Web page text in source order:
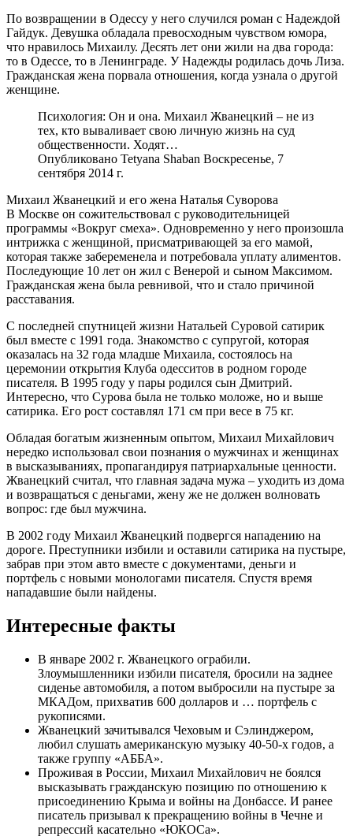
По возвращении в Одессу у него случился роман с Надеждой
Гайдук. Девушка обладала превосходным чувством юмора,
что нравилось Михаилу. Десять лет они жили на два города:
то в Одессе, то в Ленинграде. У Надежды родилась дочь Лиза.
Гражданская жена порвала отношения, когда узнала о другой
женщине.
Психология: Он и она. Михаил Жванецкий – не из
тех, кто вываливает свою личную жизнь на суд
общественности. Ходят…
Опубликовано Tetyana Shaban Воскресенье, 7
сентября 2014 г.
Михаил Жванецкий и его жена Наталья Суворова
В Москве он сожительствовал с руководительницей
программы «Вокруг смеха». Одновременно у него произошла
интрижка с женщиной, присматривающей за его мамой,
которая также забеременела и потребовала уплату алиментов.
Последующие 10 лет он жил с Венерой и сыном Максимом.
Гражданская жена была ревнивой, что и стало причиной
расставания.
С последней спутницей жизни Натальей Суровой сатирик
был вместе с 1991 года. Знакомство с супругой, которая
оказалась на 32 года младше Михаила, состоялось на
церемонии открытия Клуба одесситов в родном городе
писателя. В 1995 году у пары родился сын Дмитрий.
Интересно, что Сурова была не только моложе, но и выше
сатирика. Его рост составлял 171 см при весе в 75 кг.
Обладая богатым жизненным опытом, Михаил Михайлович
нередко использовал свои познания о мужчинах и женщинах
в высказываниях, пропагандируя патриархальные ценности.
Жванецкий считал, что главная задача мужа – уходить из дома
и возвращаться с деньгами, жену же не должен волновать
вопрос: где был мужчина.
В 2002 году Михаил Жванецкий подвергся нападению на
дороге. Преступники избили и оставили сатирика на пустыре,
забрав при этом авто вместе с документами, деньги и
портфель с новыми монологами писателя. Спустя время
нападавшие были найдены.
Интересные факты
В январе 2002 г. Жванецкого ограбили.
Злоумышленники избили писателя, бросили на заднее
сиденье автомобиля, а потом выбросили на пустыре за
МКАДом, прихватив 600 долларов и … портфель с
рукописями.
Жванецкий зачитывался Чеховым и Сэлинджером,
любил слушать американскую музыку 40-50-х годов, а
также группу «АББА».
Проживая в России, Михаил Михайлович не боялся
высказывать гражданскую позицию по отношению к
присоединению Крыма и войны на Донбассе. И ранее
писатель призывал к прекращению войны в Чечне и
репрессий касательно «ЮКОСа».